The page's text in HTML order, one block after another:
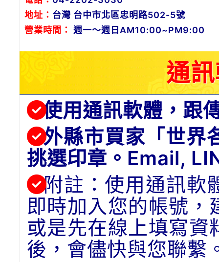
地址： 台灣 台中市北區忠明路502-5號
營業時間：
週一～週日AM10:00~PM9:00
通
使用通訊軟體，跟
外縣市買家「世界
挑選印章。Email,
附註：使用通訊軟
即時加入您的帳號，
或是先在線上填寫資
後，會儘快與您聯繫